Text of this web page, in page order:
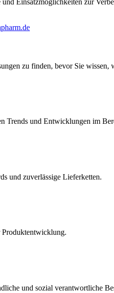
Einsatzmöglichkeiten zur
zu finden, bevor Sie wissen,
Trends und Entwicklungen im
und zuverlässige Lieferketten.
Produktentwicklung.
und sozial verantwortliche